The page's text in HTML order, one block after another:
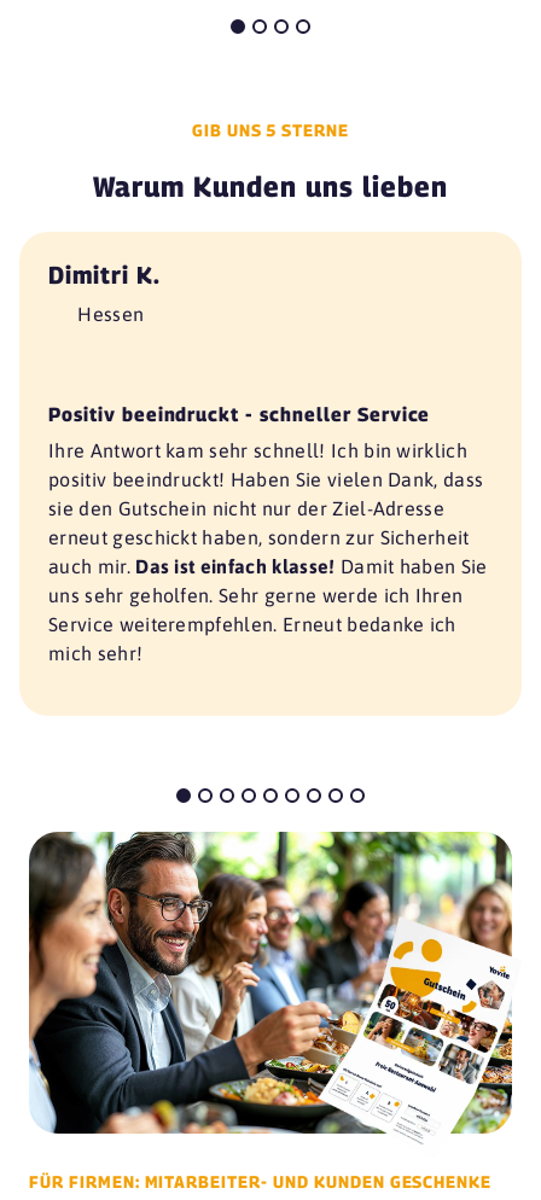
GIB UNS 5 STERNE
Warum Kunden uns lieben
Dimitri K.
Hessen
Positiv beeindruckt - schneller Service
Ihre Antwort kam sehr schnell! Ich bin wirklich
positiv beeindruckt! Haben Sie vielen Dank, dass
sie den Gutschein nicht nur der Ziel-Adresse
erneut geschickt haben, sondern zur Sicherheit
auch mir. Das ist einfach klasse! Damit haben Sie
uns sehr geholfen. Sehr gerne werde ich Ihren
Service weiterempfehlen. Erneut bedanke ich
mich sehr!
FÜR FIRMEN: MITARBEITER- UND KUNDEN GESCHENKE